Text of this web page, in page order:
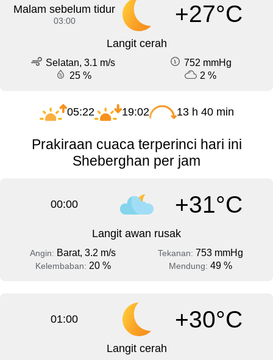
Malam sebelum tidur
03:00 +27°C
Langit cerah
Selatan, 3.1 m/s
752 mmHg
25 %
2 %
05:22 19:02 13 h 40 min
Prakiraan cuaca terperinci hari ini
Sheberghan per jam
00:00 +31°C
Langit awan rusak
Angin: Barat, 3.2 m/s Tekanan: 753 mmHg
Kelembaban: 20 % Mendung: 49 %
01:00 +30°C
Langit cerah